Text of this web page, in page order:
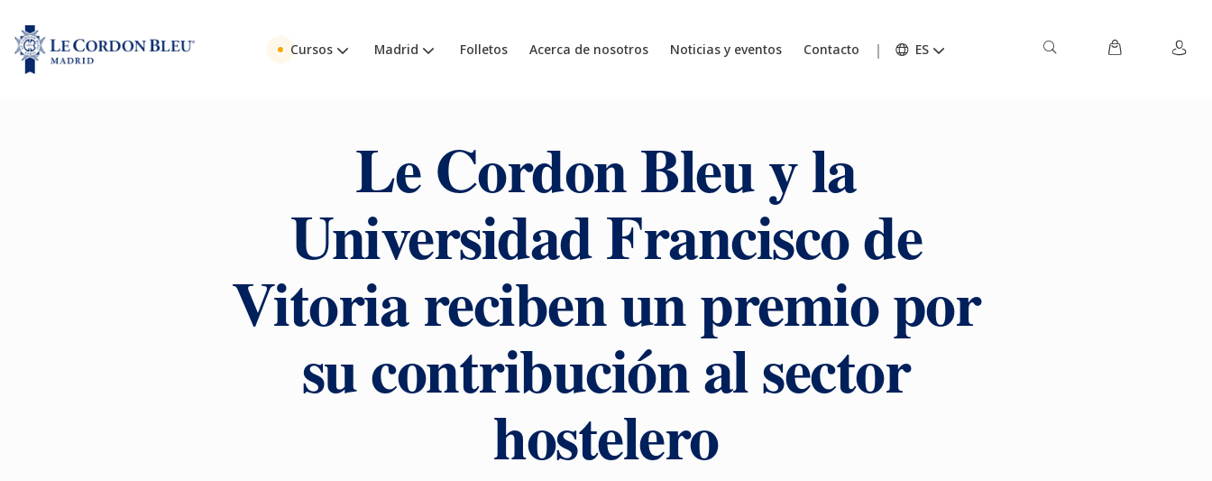
Cursos Madrid Folletos Acerca de nosotros Noticias y eventos Contacto ES
Le Cordon Bleu y la
Universidad Francisco de
Vitoria reciben un premio por
su contribución al sector
hostelero